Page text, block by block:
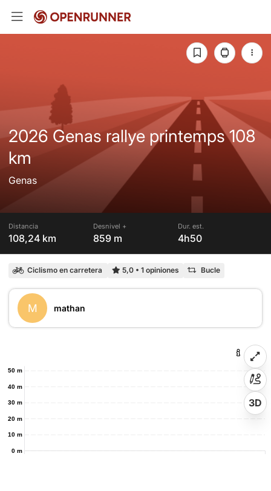
2026 Genas rallye printemps 108
km
Genas
Distancia
108,24 km
Desnivel +
859 m
Dur. est.
4h50
Ciclismo en carretera 5,0 • 1 opiniones Bucle
M mathan
0 m
10 m
20 m
30 m
40 m
50 m
3D